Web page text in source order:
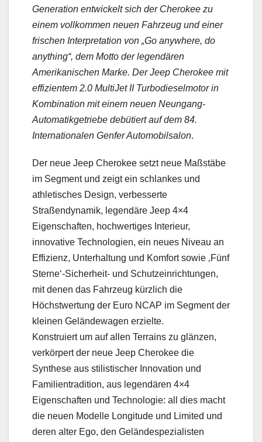
Generation entwickelt sich der Cherokee zu
einem vollkommen neuen Fahrzeug und einer
frischen Interpretation von „Go anywhere, do
anything“, dem Motto der legendären
Amerikanischen Marke. Der Jeep Cherokee mit
effizientem 2.0 MultiJet II Turbodieselmotor in
Kombination mit einem neuen Neungang-
Automatikgetriebe debütiert auf dem 84.
Internationalen Genfer Automobilsalon.
Der neue Jeep Cherokee setzt neue Maßstäbe
im Segment und zeigt ein schlankes und
athletisches Design, verbesserte
Straßendynamik, legendäre Jeep 4×4
Eigenschaften, hochwertiges Interieur,
innovative Technologien, ein neues Niveau an
Effizienz, Unterhaltung und Komfort sowie ‚Fünf
Sterne‘-Sicherheit- und Schutzeinrichtungen,
mit denen das Fahrzeug kürzlich die
Höchstwertung der Euro NCAP im Segment der
kleinen Geländewagen erzielte.
Konstruiert um auf allen Terrains zu glänzen,
verkörpert der neue Jeep Cherokee die
Synthese aus stilistischer Innovation und
Familientradition, aus legendären 4×4
Eigenschaften und Technologie: all dies macht
die neuen Modelle Longitude und Limited und
deren alter Ego, den Geländespezialisten